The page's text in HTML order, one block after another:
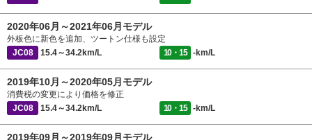
2020年06月～2021年06月モデル
外板色に新色を追加、ツートン仕様も設定
JC08
15.4～34.2km/L 10・15 -km/L
2019年10月～2020年05月モデル
消費税の変更により価格を修正
JC08
15.4～34.2km/L 10・15 -km/L
2019年09月～2019年09月モデル